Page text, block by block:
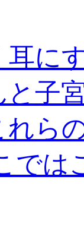
に
と子
ら
では